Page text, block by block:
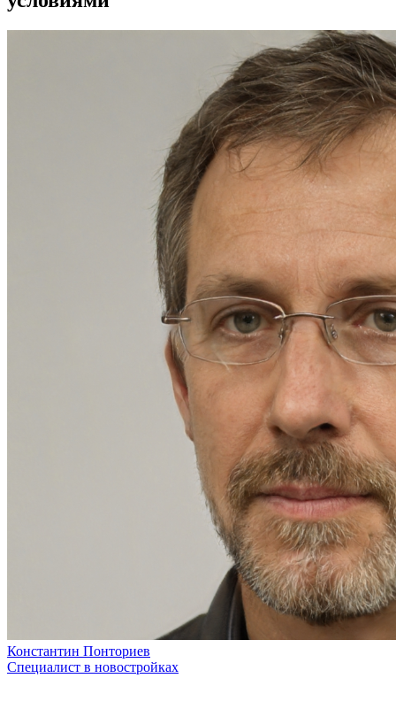
Константин Понториев
Специалист в новостройках